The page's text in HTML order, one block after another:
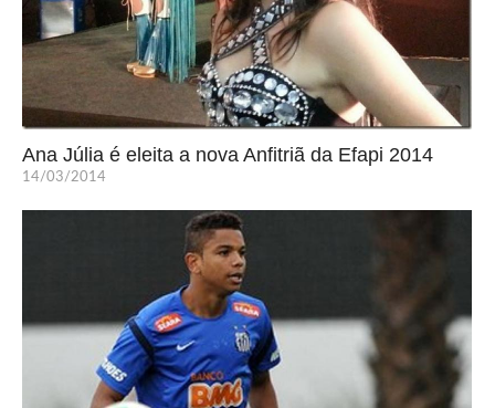
Ana Júlia é eleita a nova Anfitriã da Efapi 2014
14/03/2014